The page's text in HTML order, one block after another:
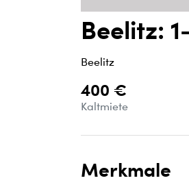
Beelitz:
Beelitz
400 €
Kaltmiete
Merkmale